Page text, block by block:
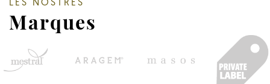
LES NOSTRES
Marques